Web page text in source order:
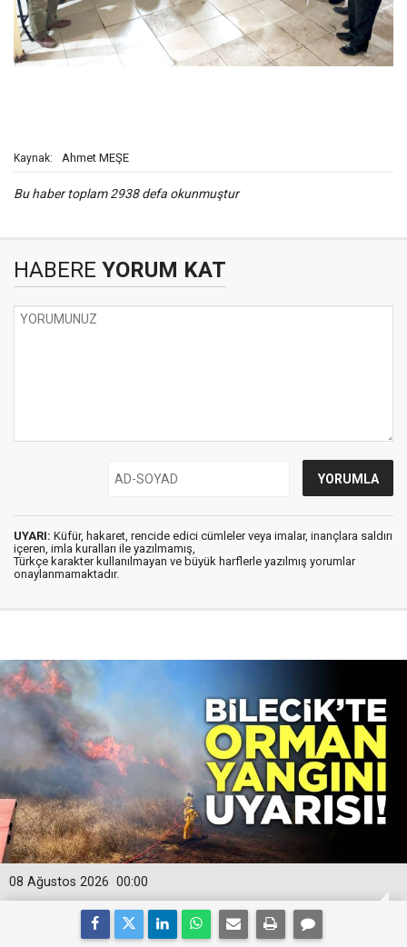
Kaynak: Ahmet MEŞE
Bu haber toplam 2938 defa okunmuştur
HABERE YORUM KAT
UYARI: Küfür, hakaret, rencide edici cümleler veya imalar, inançlara saldırı
içeren, imla kuralları ile yazılmamış,
Türkçe karakter kullanılmayan ve büyük harflerle yazılmış yorumlar
onaylanmamaktadır.
00:00
08 Ağustos 2026